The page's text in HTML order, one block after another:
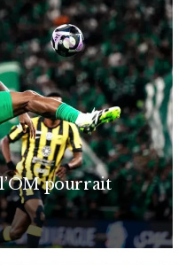
pourrait